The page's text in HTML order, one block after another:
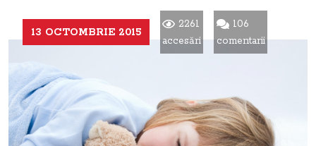
13 OCTOMBRIE 2015
2261
accesări
106
comentarii